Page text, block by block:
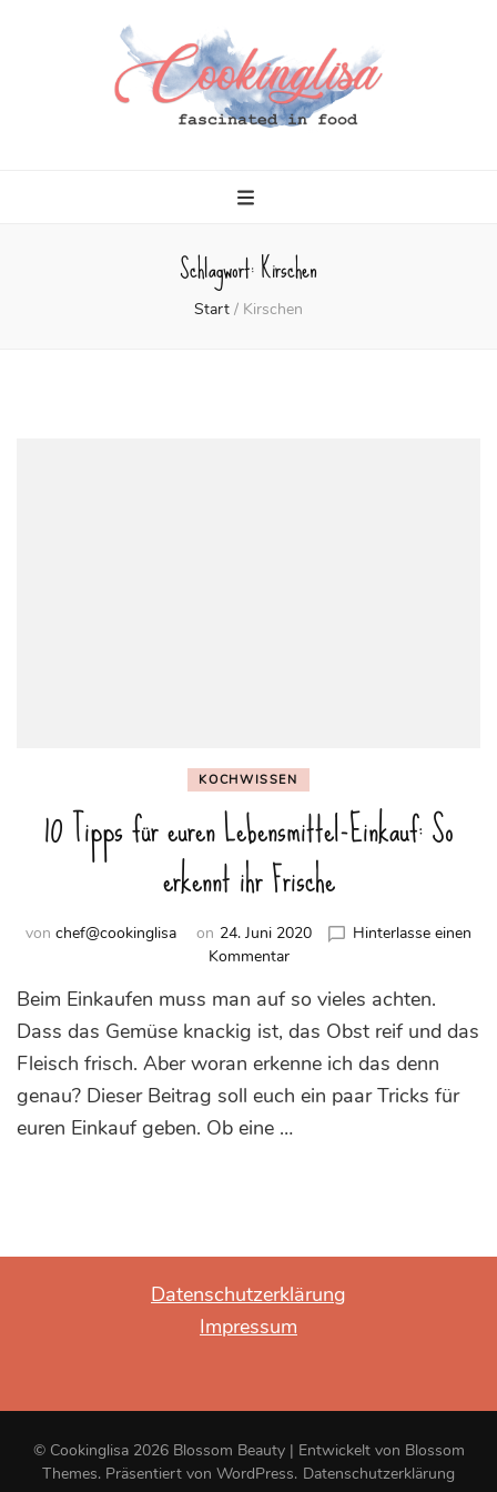
Cookinglisa
Schlagwort:Kirschen
Start / Kirschen
KOCHWISSEN
10 Tipps für euren Lebensmittel-Einkauf: So
erkennt ihr Frische
von chef@cookinglisa on 24. Juni 2020
Hinterlasse einen
Kommentarzu
Tipps
für
Lebensmittel-
Einkauf:
erkennt
Beim Einkaufen muss man auf so vieles achten.
Dass das Gemüse knackig ist, das Obst reif und das
Fleisch frisch. Aber woran erkenne ich das denn
genau? Dieser Beitrag soll euch ein paar Tricks für
euren Einkauf geben. Ob eine …
Datenschutzerklärung
Impressum
© Cookinglisa 2026Blossom Beauty | Entwickelt von Blossom
Themes. Präsentiert von WordPress. Datenschutzerklärung